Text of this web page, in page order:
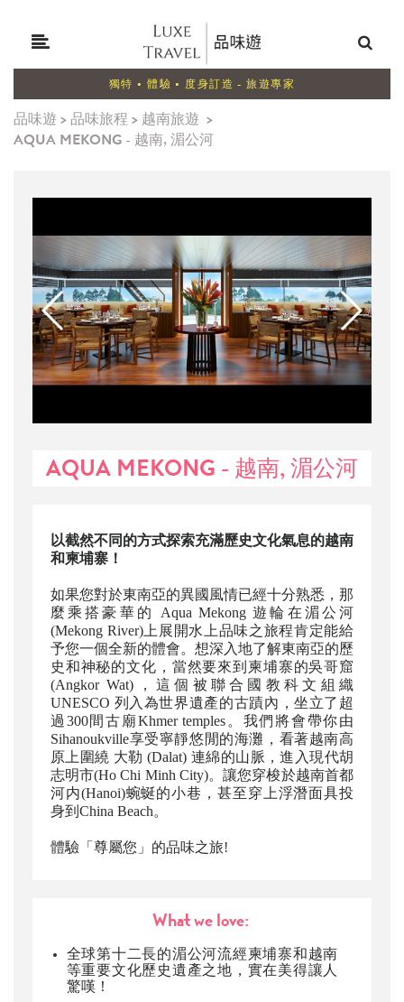
獨特 • 體驗 • 度身訂造 - 旅遊專家
品味遊 > 品味旅程 > 越南旅遊 >
AQUA MEKONG - 越南, 湄公河
AQUA MEKONG - 越南, 湄公河
以截然不同的方式探索充滿歷史文化氣息的越南
和柬埔寨！
如果您對於東南亞的異國風情已經十分熟悉，那
麼乘搭豪華的 Aqua Mekong 遊輪在湄公河
(Mekong River)上展開水上品味之旅程肯定能給
予您一個全新的體會。想深入地了解東南亞的歷
史和神秘的文化，當然要來到柬埔寨的吳哥窟
(Angkor Wat)，這個被聯合國教科文組織
UNESCO 列入為世界遺產的古蹟內，坐立了超
過300間古廟Khmer temples。我們將會帶你由
Sihanoukville享受寧靜悠閒的海灘，看著越南高
原上圍繞 大勒 (Dalat) 連綿的山脈，進入現代胡
志明市(Ho Chi Minh City)。讓您穿梭於越南首都
河内(Hanoi)蜿蜒的小巷，甚至穿上浮潛面具投
身到China Beach。
體驗「尊屬您」的品味之旅!
What we love:
全球第十二長的湄公河流經柬埔寨和越南
等重要文化歷史遺產之地，實在美得讓人
驚嘆！